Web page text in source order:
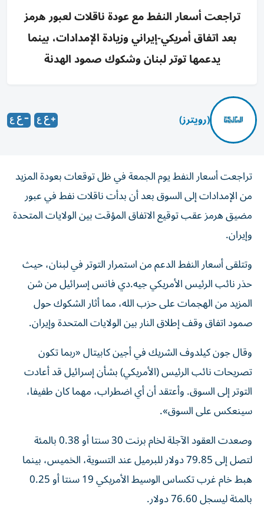
تراجعت أسعار النفط مع عودة ناقلات لعبور هرمز
بعد اتفاق أمريكي-إيراني وزيادة الإمدادات، بينما
يدعمها توتر لبنان وشكوك صمود الهدنة
(رويترز)
تراجعت أسعار النفط يوم الجمعة في ظل توقعات بعودة المزيد
من الإمدادات إلى السوق بعد أن بدأت ‌ناقلات نفط في عبور
مضيق هرمز عقب توقيع الاتفاق ​المؤقت ⁠بين الولايات المتحدة
وإيران.
وتتلقى أسعار النفط الدعم من استمرار التوتر في لبنان، حيث
حذر نائب الرئيس الأمريكي جيه.دي فانس إسرائيل من شن
المزيد من ‌الهجمات على حزب الله، مما أثار الشكوك حول
صمود ​اتفاق وقف إطلاق ⁠النار بين الولايات المتحدة وإيران.
وقال جون كيلدوف الشريك في أجين كابيتال «ربما تكون
تصريحات ‌نائب الرئيس (الأمريكي) بشأن إسرائيل قد أعادت
‌التوتر إلى السوق. وأعتقد أن أي اضطراب، مهما كان طفيفا،
سينعكس على السوق».
وصعدت العقود الآجلة لخام برنت 30 سنتا أو 0.38 بالمئة
لتصل إلى 79.85 دولار للبرميل عند التسوية، الخميس، بينما
هبط خام غرب تكساس الوسيط الأمريكي 19 ‌سنتا أو 0.25
بالمئة ليسجل 76.60 دولار.